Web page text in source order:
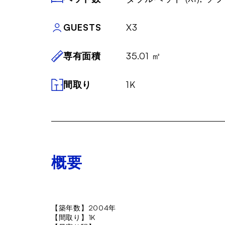
GUESTS X3
専有面積 35.01 ㎡
間取り 1K
概要
【築年数】2004年
【間取り】1K